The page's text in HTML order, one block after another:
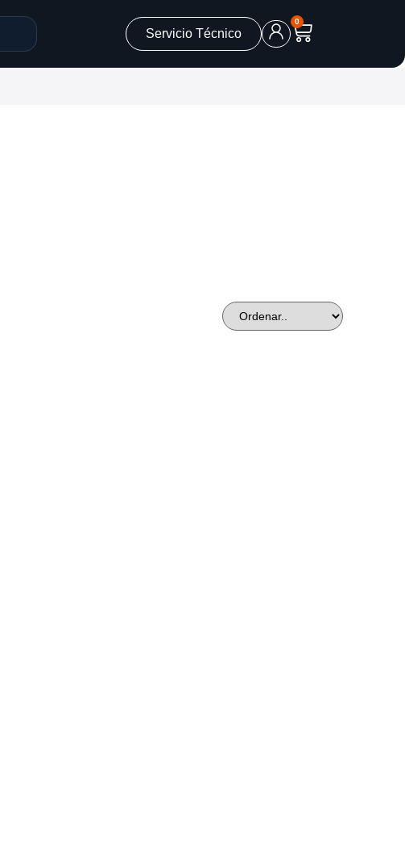
Servicio Técnico
0